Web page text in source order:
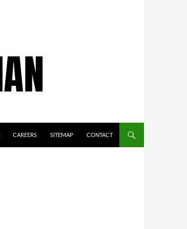
CAREERS SITEMAP CONTACT